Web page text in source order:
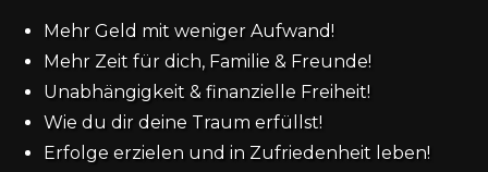
Mehr Geld mit weniger Aufwand!
Mehr Zeit für dich, Familie & Freunde!
Unabhängigkeit & finanzielle Freiheit!
Wie du dir deine Traum erfüllst!
Erfolge erzielen und in Zufriedenheit leben!